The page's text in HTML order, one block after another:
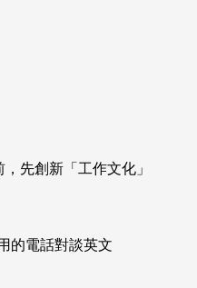
先創新「工作文化」
的電話對談英文